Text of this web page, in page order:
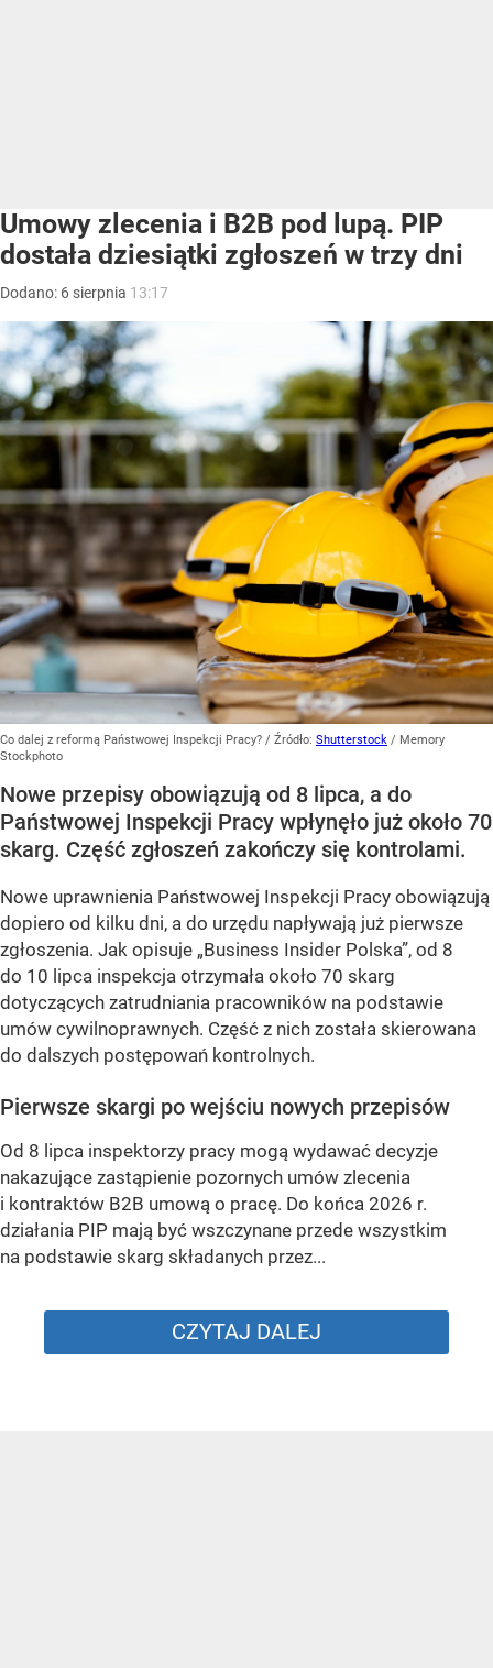
Umowy zlecenia i B2B pod lupą. PIP
dostała dziesiątki zgłoszeń w trzy dni
Dodano: 6 sierpnia 13:17
Co dalej z reformą Państwowej Inspekcji Pracy? / Źródło: Shutterstock / Memory
Stockphoto
Nowe przepisy obowiązują od 8 lipca, a do
Państwowej Inspekcji Pracy wpłynęło już około 70
skarg. Część zgłoszeń zakończy się kontrolami.
Nowe uprawnienia Państwowej Inspekcji Pracy obowiązują
dopiero od kilku dni, a do urzędu napływają już pierwsze
zgłoszenia. Jak opisuje „Business Insider Polska”, od 8
do 10 lipca inspekcja otrzymała około 70 skarg
dotyczących zatrudniania pracowników na podstawie
umów cywilnoprawnych. Część z nich została skierowana
do dalszych postępowań kontrolnych.
Pierwsze skargi po wejściu nowych przepisów
Od 8 lipca inspektorzy pracy mogą wydawać decyzje
nakazujące zastąpienie pozornych umów zlecenia
i kontraktów B2B umową o pracę. Do końca 2026 r.
działania PIP mają być wszczynane przede wszystkim
na podstawie skarg składanych przez...
CZYTAJ DALEJ